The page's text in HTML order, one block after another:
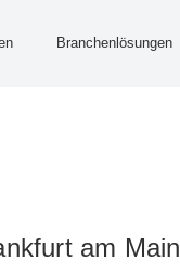
Branchenlösungen
am Main